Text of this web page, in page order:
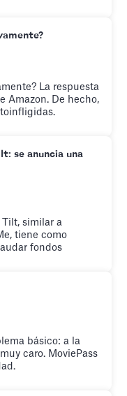
La respuesta
Amazon. De hecho,
se anuncia una
similar a
tiene como
fondos
básico: a la
caro. MoviePass